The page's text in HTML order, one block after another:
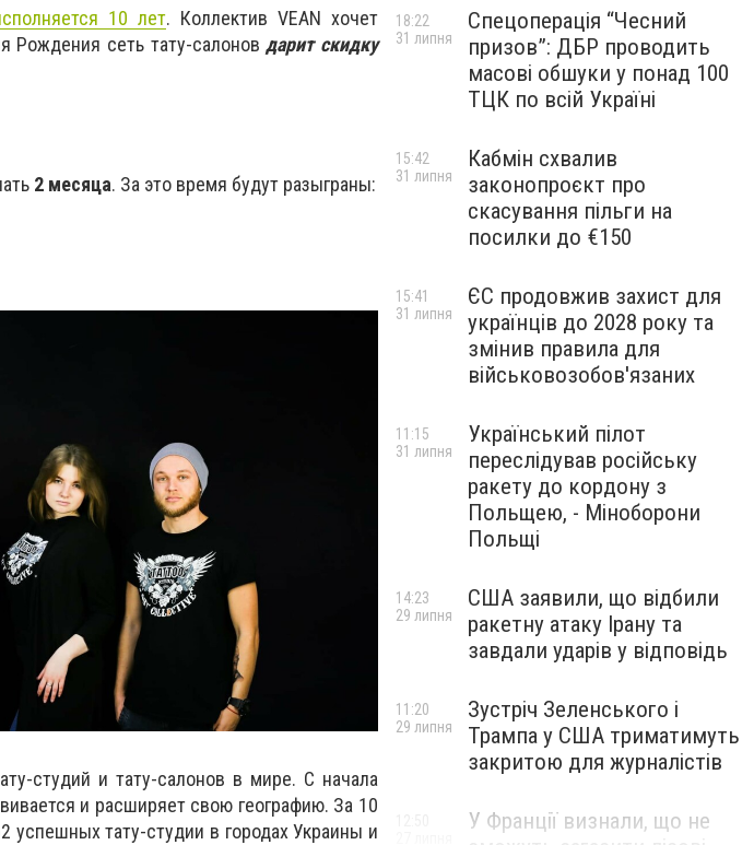
10 лет. Коллектив VEAN хочет
Рождения сеть тату-салоновдарит скидку
2 месяца. За это время будут разыграны:
студий и тату-салонов в мире. С начала
и расширяет свою географию. За 10
успешных тату-студии в городах Украины и
Спецоперація “Чесний
призов”: ДБР проводить
масові обшуки у понад 100
ТЦК по всій Україні
18:22
31 липня
Кабмін схвалив
законопроєкт про
скасування пільги на
посилки до €150
15:42
31 липня
ЄС продовжив захист для
українців до 2028 року та
змінив правила для
військовозобов'язаних
15:41
31 липня
Український пілот
переслідував російську
ракету до кордону з
Польщею, - Міноборони
Польщі
11:15
31 липня
США заявили, що відбили
ракетну атаку Ірану та
завдали ударів у відповідь
14:23
29 липня
Зустріч Зеленського і
Трампа у США триматимуть
закритою для журналістів
11:20
29 липня
У Франції визнали, що не